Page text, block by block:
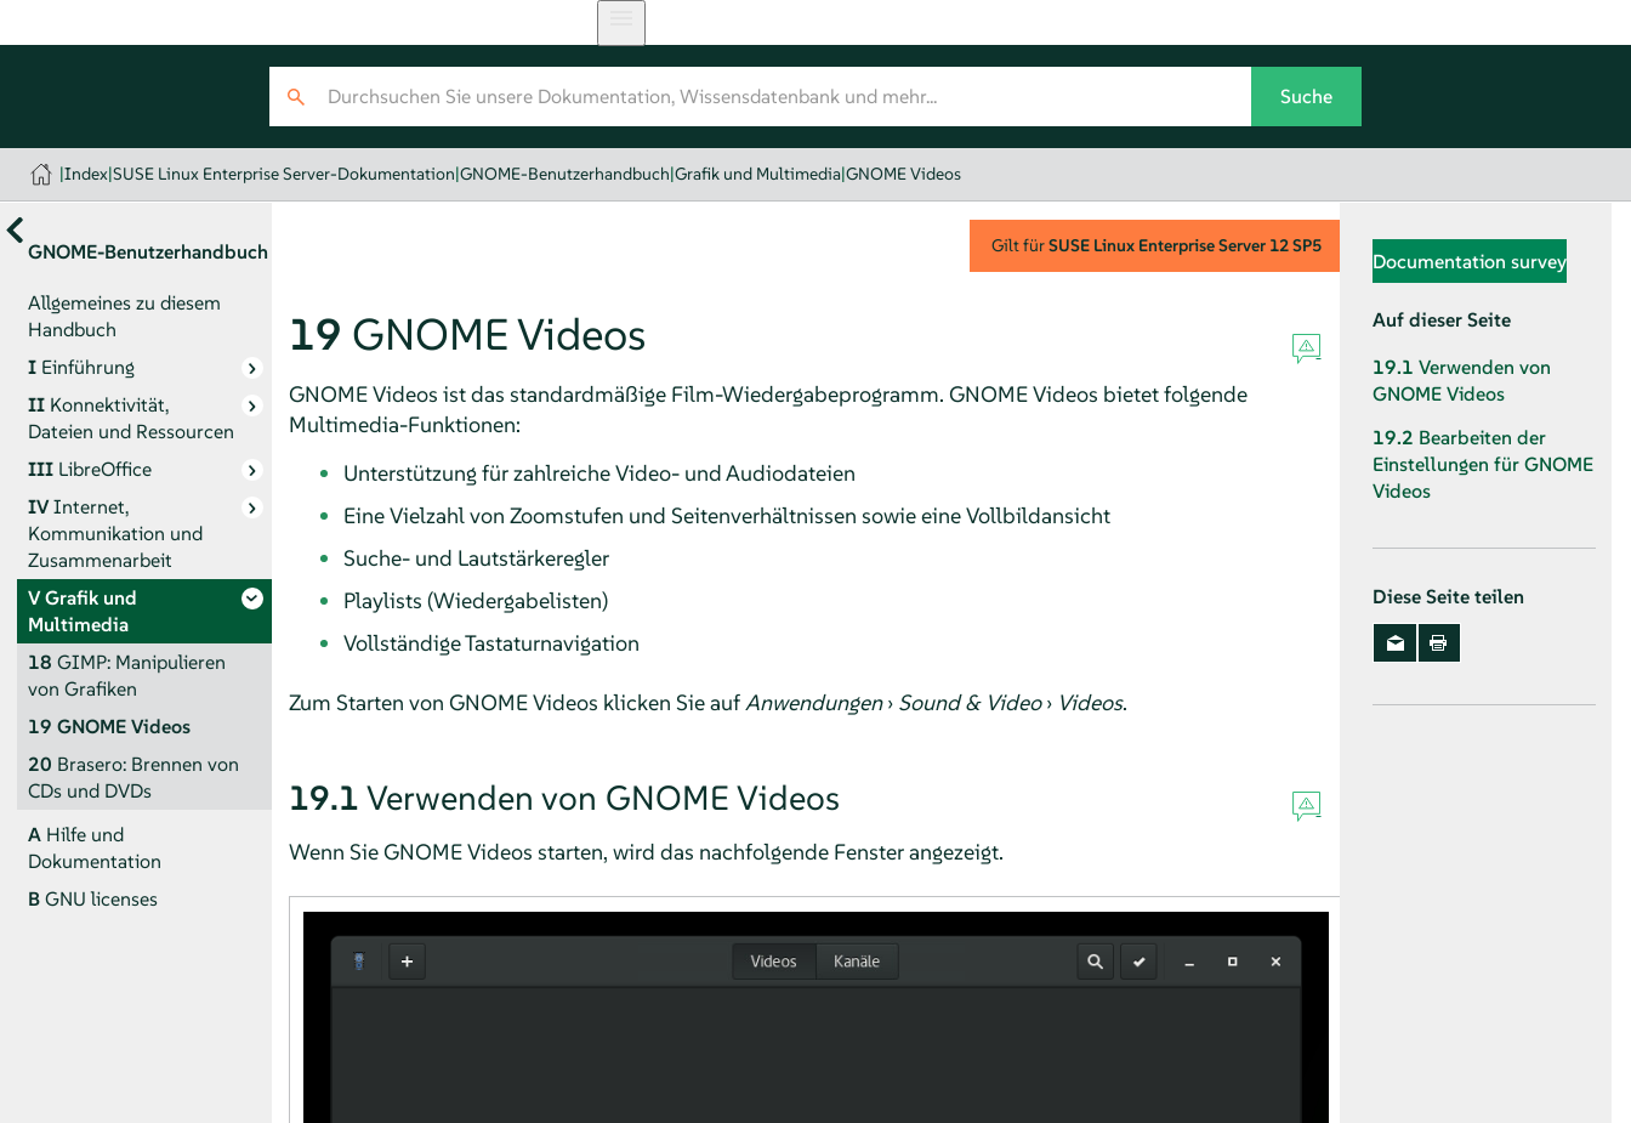
|Index|SUSE Linux Enterprise Server-Dokumentation|GNOME-Benutzerhandbuch|Grafik und Multimedia|GNOME Videos
GNOME-Benutzerhandbuch
Allgemeines zu diesem
Handbuch
I Einführung
II Konnektivität,
Dateien und Ressourcen
III LibreOffice
IVInternet,
Kommunikation und
Zusammenarbeit
VGrafik und
Multimedia
18 GIMP: Manipulieren
von Grafiken
19 GNOME Videos
20 Brasero: Brennen von
CDs und DVDs
A Hilfe und
Dokumentation
BGNU licenses
Gilt fürSUSE Linux Enterprise Server 12 SP5
19 GNOME Videos
GNOME Videos ist das standardmäßige Film-Wiedergabeprogramm. GNOME Videos bietet folgende
Multimedia-Funktionen:
Unterstützung für zahlreiche Video- und Audiodateien
Eine Vielzahl von Zoomstufen und Seitenverhältnissen sowie eine Vollbildansicht
Suche- und Lautstärkeregler
Playlists (Wiedergabelisten)
Vollständige Tastaturnavigation
Zum Starten von GNOME Videos klicken Sie auf Anwendungen› Sound & Video› Videos.
19.1 Verwenden von GNOME Videos
Wenn Sie GNOME Videos starten, wird das nachfolgende Fenster angezeigt.
Documentation survey
Auf dieser Seite
19.1 Verwenden von
GNOME Videos
19.2 Bearbeiten der
Einstellungen für GNOME
Videos
Diese Seite teilen